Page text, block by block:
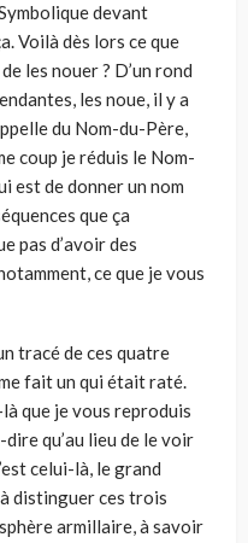
devant
Voilà dès lors ce que
les nouer ? D’un rond
les noue, il y a
du Nom-du-Père,
coup je réduis le Nom-
est de donner un nom
que ça
pas d’avoir des
ce que je vous
tracé de ces quatre
fait un qui était raté.
que je vous reproduis
qu’au lieu de le voir
celui-là, le grand
distinguer ces trois
armillaire, à savoir